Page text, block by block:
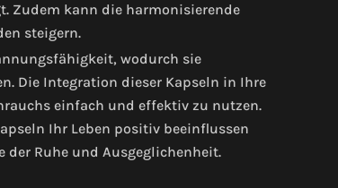
Zudem kann die harmonisierende
steigern.
wodurch sie
Die Integration dieser Kapseln in Ihre
einfach und effektiv zu nutzen.
Ihr Leben positiv beeinflussen
der Ruhe und Ausgeglichenheit.